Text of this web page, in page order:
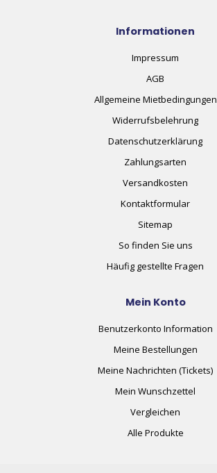
Informationen
Impressum
AGB
Allgemeine Mietbedingungen
Widerrufsbelehrung
Datenschutzerklärung
Zahlungsarten
Versandkosten
Kontaktformular
Sitemap
So finden Sie uns
Häufig gestellte Fragen
Mein Konto
Benutzerkonto Information
Meine Bestellungen
Meine Nachrichten (Tickets)
Mein Wunschzettel
Vergleichen
Alle Produkte